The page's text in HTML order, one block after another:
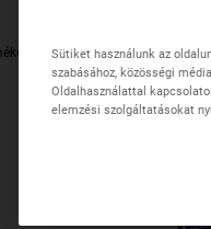
Férfiaknak
Sütiket használunk az
szabásához, közösségi
Oldalhasználattal
elemzési szolgáltatásokat